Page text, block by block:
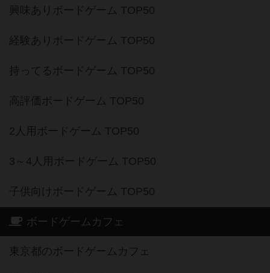
興味ありボードゲーム TOP50
経験ありボードゲーム TOP50
持ってるボードゲーム TOP50
高評価ボードゲーム TOP50
2人用ボードゲーム TOP50
3～4人用ボードゲーム TOP50
子供向けボードゲーム TOP50
ボードゲームカフェ
東京都のボードゲームカフェ